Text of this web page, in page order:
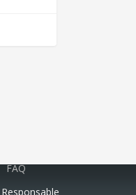
FAQ